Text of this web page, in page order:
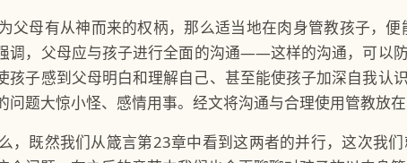
父母有从神而来的权柄，那么适当地在肉身管教孩子，
调，父母应与孩子进行全面的沟通——这样的沟通，可以
孩子感到父母明白和理解自己、甚至能使孩子加深自我认
问题大惊小怪、感情用事。经文将沟通与合理使用管教放在
，既然我们从箴言第23章中看到这两者的并行，这次我